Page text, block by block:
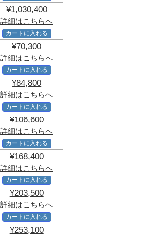
¥1,030,400
詳細はこちらへ
カートに入れる
¥70,300
詳細はこちらへ
カートに入れる
¥84,800
詳細はこちらへ
カートに入れる
¥106,600
詳細はこちらへ
カートに入れる
¥168,400
詳細はこちらへ
カートに入れる
¥203,500
詳細はこちらへ
カートに入れる
¥253,100